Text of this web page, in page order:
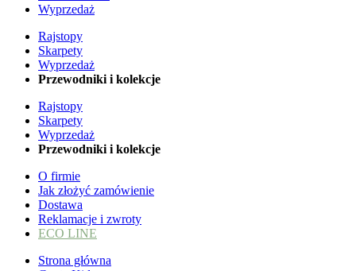
Wyprzedaż
Rajstopy
Skarpety
Wyprzedaż
Przewodniki i kolekcje
Rajstopy
Skarpety
Wyprzedaż
Przewodniki i kolekcje
O firmie
Jak złożyć zamówienie
Dostawa
Reklamacje i zwroty
ECO LINE
Strona główna